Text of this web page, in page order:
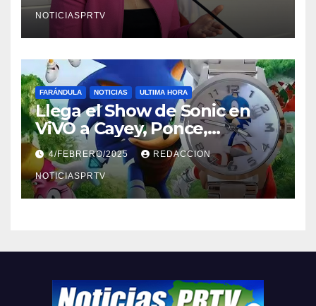
NOTICIASPRTV
FARÁNDULA NOTICIAS ULTIMA HORA
Llega el Show de Sonic en
ViVO a Cayey, Ponce,
Barceloneta y Humacao,
Relojes gratis para el que
compre ahora….
4/FEBRERO/2025 REDACCION
NOTICIASPRTV